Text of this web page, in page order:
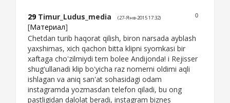
0
29 Timur_Ludus_media (27-Янв-2015 17:32)
[Материал]
Chetdan turib haqorat qilish, biron narsada ayblash
yaxshimas, xich qachon bitta klipni syomkasi bir
xaftaga cho'zilmiydi tem bolee Andijonda! i Rejisser
shug'ullanadi klip bo'yicha raz nomerni oldimi aqli
ishlagan va aniq san'at sohasidagi odam
instagramda yozmasdan telefon qiladi, bu ong
pastligidan dalolat beradi, instagram biznes